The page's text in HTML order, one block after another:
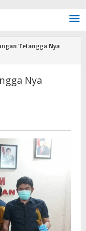
Tetangga Nya
Nya